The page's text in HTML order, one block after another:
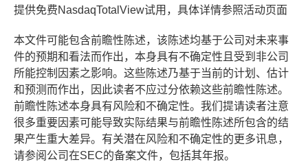
提供免费NasdaqTotalView试用，具体详情参照活动页面
本文件可能包含前瞻性陈述，该陈述均基于公司对未来事
件的预期和看法而作出，本身具有不确定性且受到非公司
所能控制因素之影响。这些陈述乃基于当前的计划、估计
和预测而作出，因此读者不应过分依赖这些前瞻性陈述。
前瞻性陈述本身具有风险和不确定性。我们提请读者注意
很多重要因素可能导致实际结果与前瞻性陈述所包含的结
果产生重大差异。有关潜在风险和不确定性的更多讯息，
请参阅公司在SEC的备案文件，包括其年报。